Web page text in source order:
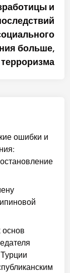
и
больше,
ошибки и
основ